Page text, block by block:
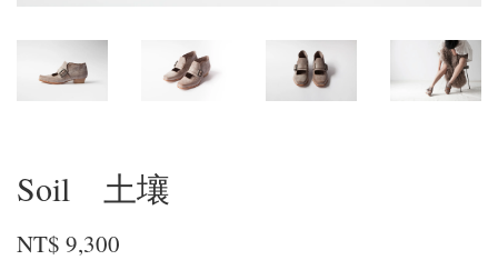
Soil 土壤
NT$ 9,300